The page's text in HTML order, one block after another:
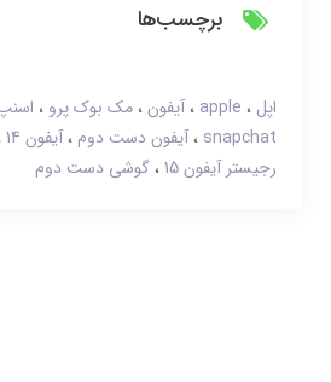
برچسب‌ها
اپل apple آیفون مک بوک پرو
snapchat آیفون دست دوم آیفون 14
رجیستر آیفون 15
گوشی دست دوم